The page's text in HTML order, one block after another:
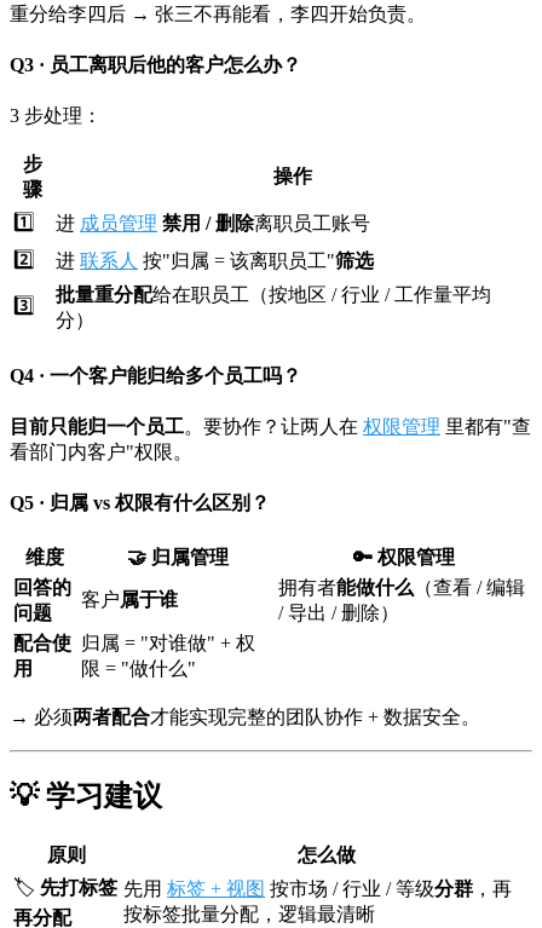
重分给李四后 → 张三不再能看，李四开始负责。
Q3 · 员工离职后他的客户怎么办？
3 步处理：
步
骤
操作
1️⃣ 进 成员管理 禁用 / 删除离职员工账号
2️⃣
进 联系人 按"归属 = 该离职员工"筛选
3️⃣
批量重分配给在职员工（按地区 / 行业 / 工作量平均
分）
Q4 · 一个客户能归给多个员工吗？
目前只能归一个员工。要协作？让两人在 权限管理 里都有"查
看部门内客户"权限。
Q5 · 归属 vs 权限有什么区别？
维度 🤝 归属管理
🔑 权限管理
回答的
问题
客户属于谁
拥有者能做什么 （查看 / 编辑
/ 导出 / 删除）
配合使
用
归属 = "对谁做" + 权
限 = "做什么"
→ 必须两者配合才能实现完整的团队协作 + 数据安全。
💡 学习建议
原则
怎么做
🏷️ 先打标签
再分配
先用 标签 + 视图 按市场 / 行业 / 等级分群 ，再
按标签批量分配，逻辑最清晰